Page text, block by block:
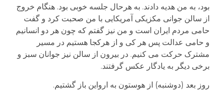
بود، به من هدیه دادند. به هرحال جلسه خوبی بود. هنگام خروج
از سالن جوانی مکزیکی آمریکایی با من صحبت کرد و گفت
حامی مردم ایران است و من نیز گفتم که چون هر دو انسانیم
و حامی عدالت پس هر کی و از هرکجا هستیم در مسیر
مشترک حرکت می کنیم. در بیرون از سالن نیز جوانان سبز و
برخی دیگر به یادگار عکس گرفتند.
روز بعد (دوشنبه) از هوستون به ارواین باز گشتیم.